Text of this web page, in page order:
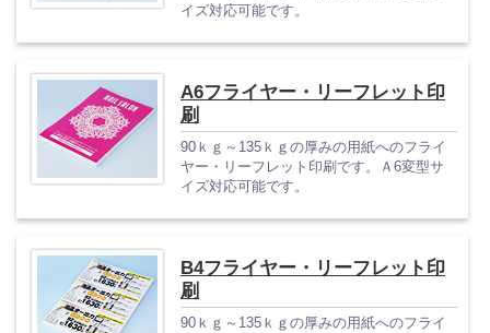
イズ対応可能です。
A6フライヤー・リーフレット印
刷
90ｋｇ～135ｋｇの厚みの用紙へのフライ
ヤー・リーフレット印刷です。Ａ6変型サ
イズ対応可能です。
B4フライヤー・リーフレット印
刷
90ｋｇ～135ｋｇの厚みの用紙へのフライ